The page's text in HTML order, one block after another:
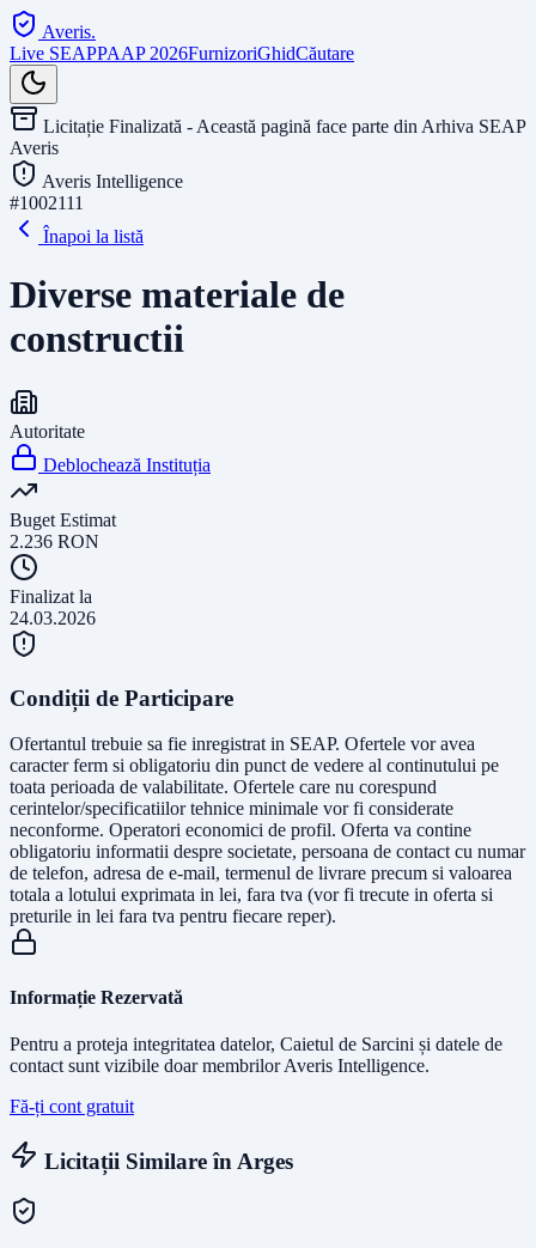
Averis.
Live SEAPPAAP 2026FurnizoriGhidCăutare
Licitație Finalizată - Această pagină face parte din Arhiva SEAP
Averis
Averis Intelligence
#1002111
Înapoi la listă
Diverse materiale de
constructii
Autoritate
Deblochează Instituția
Buget Estimat
2.236 RON
Finalizat la
24.03.2026
Condiții de Participare
Ofertantul trebuie sa fie inregistrat in SEAP. Ofertele vor avea
caracter ferm si obligatoriu din punct de vedere al continutului pe
toata perioada de valabilitate. Ofertele care nu corespund
cerintelor/specificatiilor tehnice minimale vor fi considerate
neconforme. Operatori economici de profil. Oferta va contine
obligatoriu informatii despre societate, persoana de contact cu numar
de telefon, adresa de e-mail, termenul de livrare precum si valoarea
totala a lotului exprimata in lei, fara tva (vor fi trecute in oferta si
preturile in lei fara tva pentru fiecare reper).
Informație Rezervată
Pentru a proteja integritatea datelor, Caietul de Sarcini și datele de
contact sunt vizibile doar membrilor Averis Intelligence.
Fă-ți cont gratuit
Licitații Similare în Arges